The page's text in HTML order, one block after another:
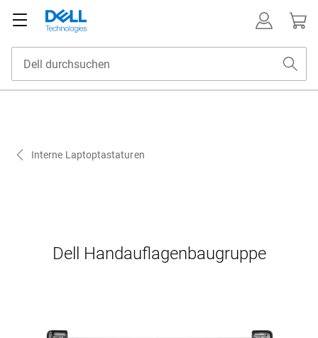
Interne Laptoptastaturen
Dell Handauflagenbaugruppe